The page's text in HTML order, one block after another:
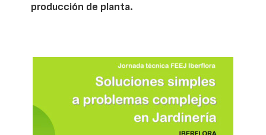
producción de planta.